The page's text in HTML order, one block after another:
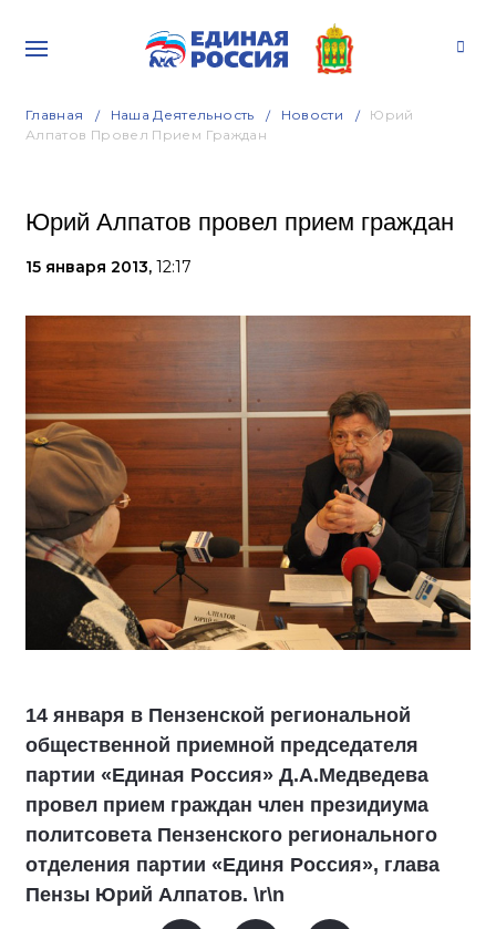
Главная Наша Деятельность Новости
Юрий
Алпатов Провел Прием Граждан
Юрий Алпатов провел прием граждан
15 января 2013, 12:17
14 января в Пензенской региональной
общественной приемной председателя
партии «Единая Россия» Д.А.Медведева
провел прием граждан член президиума
политсовета Пензенского регионального
отделения партии «Единя Россия», глава
Пензы Юрий Алпатов. \r\n